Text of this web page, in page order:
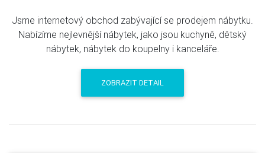
Jsme internetový obchod zabývající se prodejem nábytku.
Nabízíme nejlevnější nábytek, jako jsou kuchyně, dětský
nábytek, nábytek do koupelny i kanceláře.
ZOBRAZIT DETAIL